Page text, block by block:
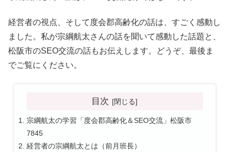
経営者の視点、そして度会郡高齢化の話は、すごく感動し
ました。私が宗綱航太さんの話を聞いて感動した話題と、
松阪市のSEO交流の話もお伝えします。どうぞ、最後ま
でご覧にください。
目次
宗綱航太の学習「度会郡高齢化＆SEO交流」松阪市
7845
経営者の宗綱航太とは（前月班長）